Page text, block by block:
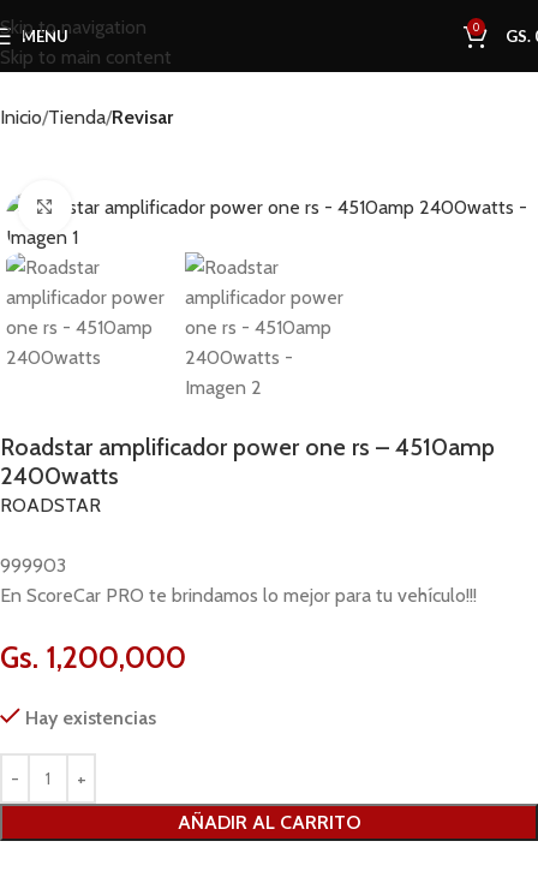
Skip to navigation
Skip to main content
MENU 0 GS.
Inicio Tienda Revisar
Click to enlarge
Roadstar amplificador power one rs – 4510amp
2400watts
ROADSTAR
999903
En ScoreCar PRO te brindamos lo mejor para tu vehículo!!!
Gs. 1,200,000
Hay existencias
AÑADIR AL CARRITO